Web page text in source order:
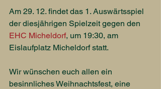
Am 29. 12. findet das 1. Auswärtsspiel
der diesjährigen Spielzeit gegen den
EHC Micheldorf, um 19:30, am
Eislaufplatz Micheldorf statt.
Wir wünschen euch allen ein
besinnliches Weihnachtsfest, eine